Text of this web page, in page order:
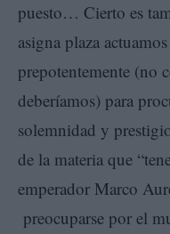
puesto… Cierto es
asigna plaza
prepotentemente (no
deberíamos) para
solemnidad y
de la materia que
emperador Marco
preocuparse por el